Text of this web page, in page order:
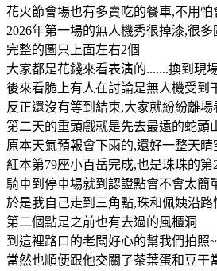
花火節會場也有多賣吃的餐車,不用怕
2026年第一場的無人機秀很掉漆,很
完整的圖只上面左右2個
大家都是花錢來看表演的.......換到現
後來看脆上有人在討論是無人機受到
反正還沒有等到結束,大家就紛紛離
第二天的重頭戲就是先去最遠的蛇頭
原本天氣預報會下雨的,還好一整天晴
紅本第79座小百岳完成,也是珠珠的第
騎車到停車場就到認證點會不會太簡
於是我自己走到三角點,珠和佩姨沿路
第二個點是之前也有去過的風櫃洞
到這裡路口的老闆好心的幫我們拍照
當然也順便跟他交關了茶葉蛋和豆干